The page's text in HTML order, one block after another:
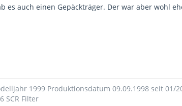
es auch einen Gepäckträger. Der war aber wohl
1999 Produktionsdatum 09.09.1998 seit 01/
SCR Filter